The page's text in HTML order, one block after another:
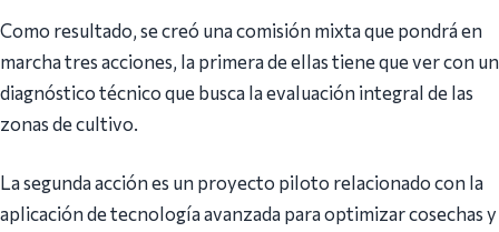
Como resultado, se creó una comisión mixta que pondrá en
marcha tres acciones, la primera de ellas tiene que ver con un
diagnóstico técnico que busca la evaluación integral de las
zonas de cultivo.
La segunda acción es un proyecto piloto relacionado con la
aplicación de tecnología avanzada para optimizar cosechas y